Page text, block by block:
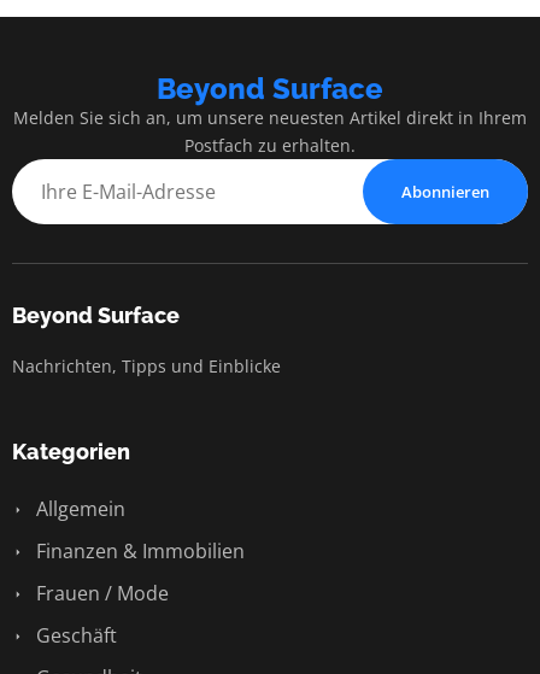
Beyond Surface
Melden Sie sich an, um unsere neuesten Artikel direkt in Ihrem
Postfach zu erhalten.
Abonnieren
Beyond Surface
Nachrichten, Tipps und Einblicke
Kategorien
Allgemein
Finanzen & Immobilien
Frauen / Mode
Geschäft